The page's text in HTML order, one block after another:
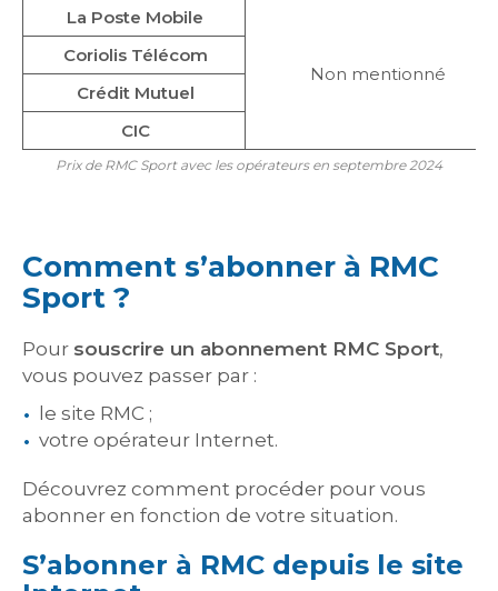
La Poste Mobile
Non mentionné
Coriolis Télécom
Crédit Mutuel
CIC
Prix de RMC Sport avec les opérateurs en septembre 2024
Comment s’abonner à RMC
Sport ?
Pour souscrire un abonnement RMC Sport,
vous pouvez passer par :
le site RMC ;
votre opérateur Internet.
Découvrez comment procéder pour vous
abonner en fonction de votre situation.
S’abonner à RMC depuis le site